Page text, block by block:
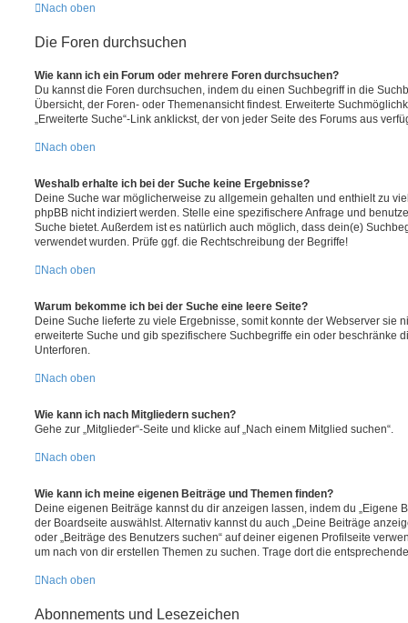
Nach oben
Die Foren durchsuchen
Wie kann ich ein Forum oder mehrere Foren durchsuchen?
Du kannst die Foren durchsuchen, indem du einen Suchbegriff in die
Übersicht, der Foren- oder Themenansicht findest. Erweiterte
„Erweiterte Suche“-Link anklickst, der von jeder Seite des Forums aus
Nach oben
Weshalb erhalte ich bei der Suche keine Ergebnisse?
Deine Suche war möglicherweise zu allgemein gehalten und enthielt zu
phpBB nicht indiziert werden. Stelle eine spezifischere Anfrage und
Suche bietet. Außerdem ist es natürlich auch möglich, dass dein(e)
verwendet wurden. Prüfe ggf. die Rechtschreibung der Begriffe!
Nach oben
Warum bekomme ich bei der Suche eine leere Seite?
Deine Suche lieferte zu viele Ergebnisse, somit konnte der Webserver sie
erweiterte Suche und gib spezifischere Suchbegriffe ein oder beschränke
Unterforen.
Nach oben
Wie kann ich nach Mitgliedern suchen?
Gehe zur „Mitglieder“-Seite und klicke auf „Nach einem Mitglied suchen“.
Nach oben
Wie kann ich meine eigenen Beiträge und Themen finden?
Deine eigenen Beiträge kannst du dir anzeigen lassen, indem du „Eigene
der Boardseite auswählst. Alternativ kannst du auch „Deine Beiträge
oder „Beiträge des Benutzers suchen“ auf deiner eigenen Profilseite
um nach von dir erstellen Themen zu suchen. Trage dort die
Nach oben
Abonnements und Lesezeichen